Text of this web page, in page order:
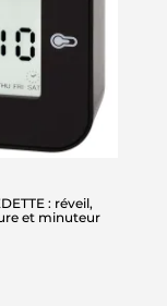
: réveil,
et minuteur